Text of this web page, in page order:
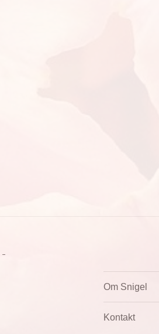
Om Snigel
Kontakt